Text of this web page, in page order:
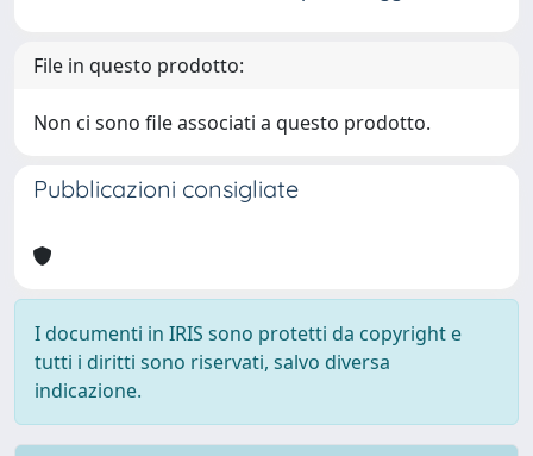
File in questo prodotto:
Non ci sono file associati a questo prodotto.
Pubblicazioni consigliate
I documenti in IRIS sono protetti da copyright e
tutti i diritti sono riservati, salvo diversa
indicazione.